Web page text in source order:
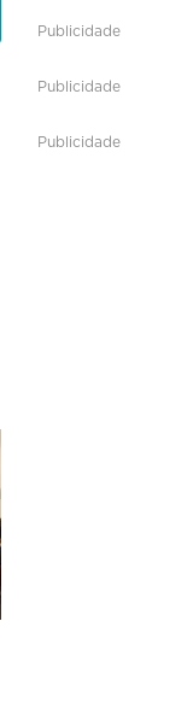
Publicidade
Publicidade
Publicidade